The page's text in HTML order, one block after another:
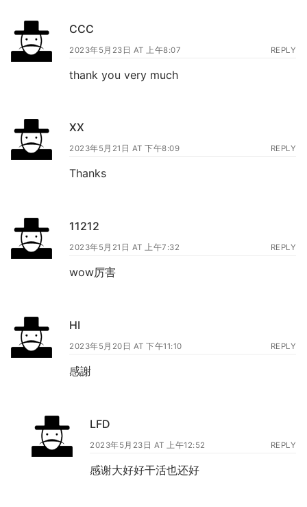
CCC
2023年5月23日 AT 上午8:07 REPLY
thank you very much
XX
2023年5月21日 AT 下午8:09 REPLY
Thanks
11212
2023年5月21日 AT 上午7:32 REPLY
wow厉害
HI
2023年5月20日 AT 下午11:10 REPLY
感謝
LFD
2023年5月23日 AT 上午12:52 REPLY
感谢大好好干活也还好